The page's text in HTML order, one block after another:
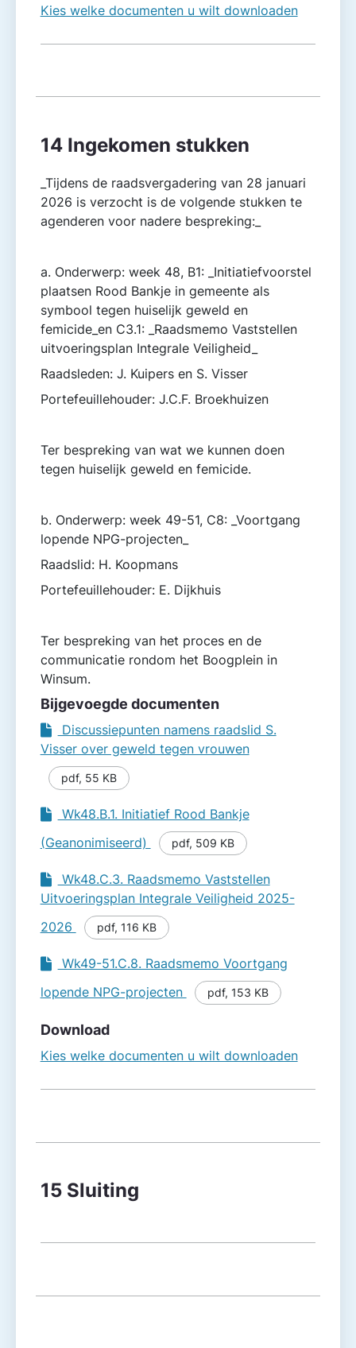
Kies welke documenten u wilt downloaden
14 Ingekomen stukken
_Tijdens de raadsvergadering van 28 januari
2026 is verzocht is de volgende stukken te
agenderen voor nadere bespreking:_
a. Onderwerp: week 48, B1: _Initiatiefvoorstel
plaatsen Rood Bankje in gemeente als
symbool tegen huiselijk geweld en
femicide_en C3.1: _Raadsmemo Vaststellen
uitvoeringsplan Integrale Veiligheid_
Raadsleden: J. Kuipers en S. Visser
Portefeuillehouder: J.C.F. Broekhuizen
Ter bespreking van wat we kunnen doen
tegen huiselijk geweld en femicide.
b. Onderwerp: week 49-51, C8: _Voortgang
lopende NPG-projecten_
Raadslid: H. Koopmans
Portefeuillehouder: E. Dijkhuis
Ter bespreking van het proces en de
communicatie rondom het Boogplein in
Winsum.
Bijgevoegde documenten
Discussiepunten namens raadslid S.
Visser over geweld tegen vrouwen
pdf, 55 KB
Wk48.B.1. Initiatief Rood Bankje
(Geanonimiseerd)
pdf, 509 KB
Wk48.C.3. Raadsmemo Vaststellen
Uitvoeringsplan Integrale Veiligheid 2025-
2026
pdf, 116 KB
Wk49-51.C.8. Raadsmemo Voortgang
lopende NPG-projecten
pdf, 153 KB
Download
Kies welke documenten u wilt downloaden
15 Sluiting